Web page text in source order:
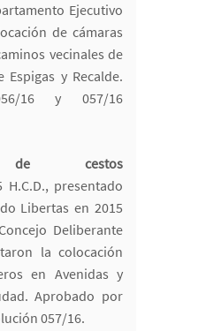
Ejecutivo
de cámaras
vecinales de
Espigas y Recalde.
16 y 057/16
de cestos
H.C.D., presentado
Libertas en 2015
Deliberante
la colocación
en Avenidas y
Aprobado por
057/16.